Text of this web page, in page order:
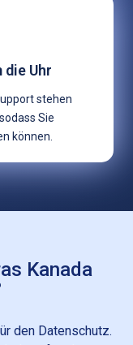
Uhr
stehen
Sie
können.
Kanada
den Datenschutz.